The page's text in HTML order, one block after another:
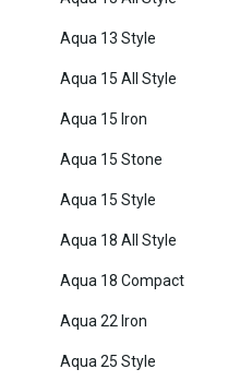
Aqua 13 Style
Aqua 15 All Style
Aqua 15 Iron
Aqua 15 Stone
Aqua 15 Style
Aqua 18 All Style
Aqua 18 Compact
Aqua 22 Iron
Aqua 25 Style